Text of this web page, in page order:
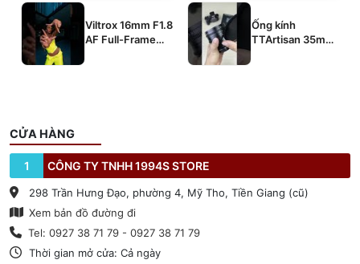
Viltrox 16mm F1.8
AF Full-Frame
Ống kính
TTArtisan 35mm
CỬA HÀNG
1 CÔNG TY TNHH 1994S STORE
298 Trần Hưng Đạo, phường 4, Mỹ Tho, Tiền Giang (cũ)
Xem bản đồ đường đi
Tel: 0927 38 71 79 - 0927 38 71 79
Thời gian mở cửa: Cả ngày